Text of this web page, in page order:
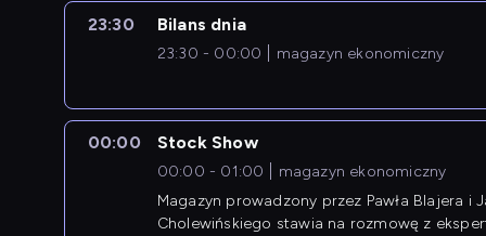
23:30 Bilans dnia
23:30 - 00:00 magazyn ekonomiczny
00:00 Stock Show
00:00 - 01:00
magazyn ekonomiczny
Magazyn prowadzony przez Pawła Blajera i
Cholewińskiego stawia na rozmowę z